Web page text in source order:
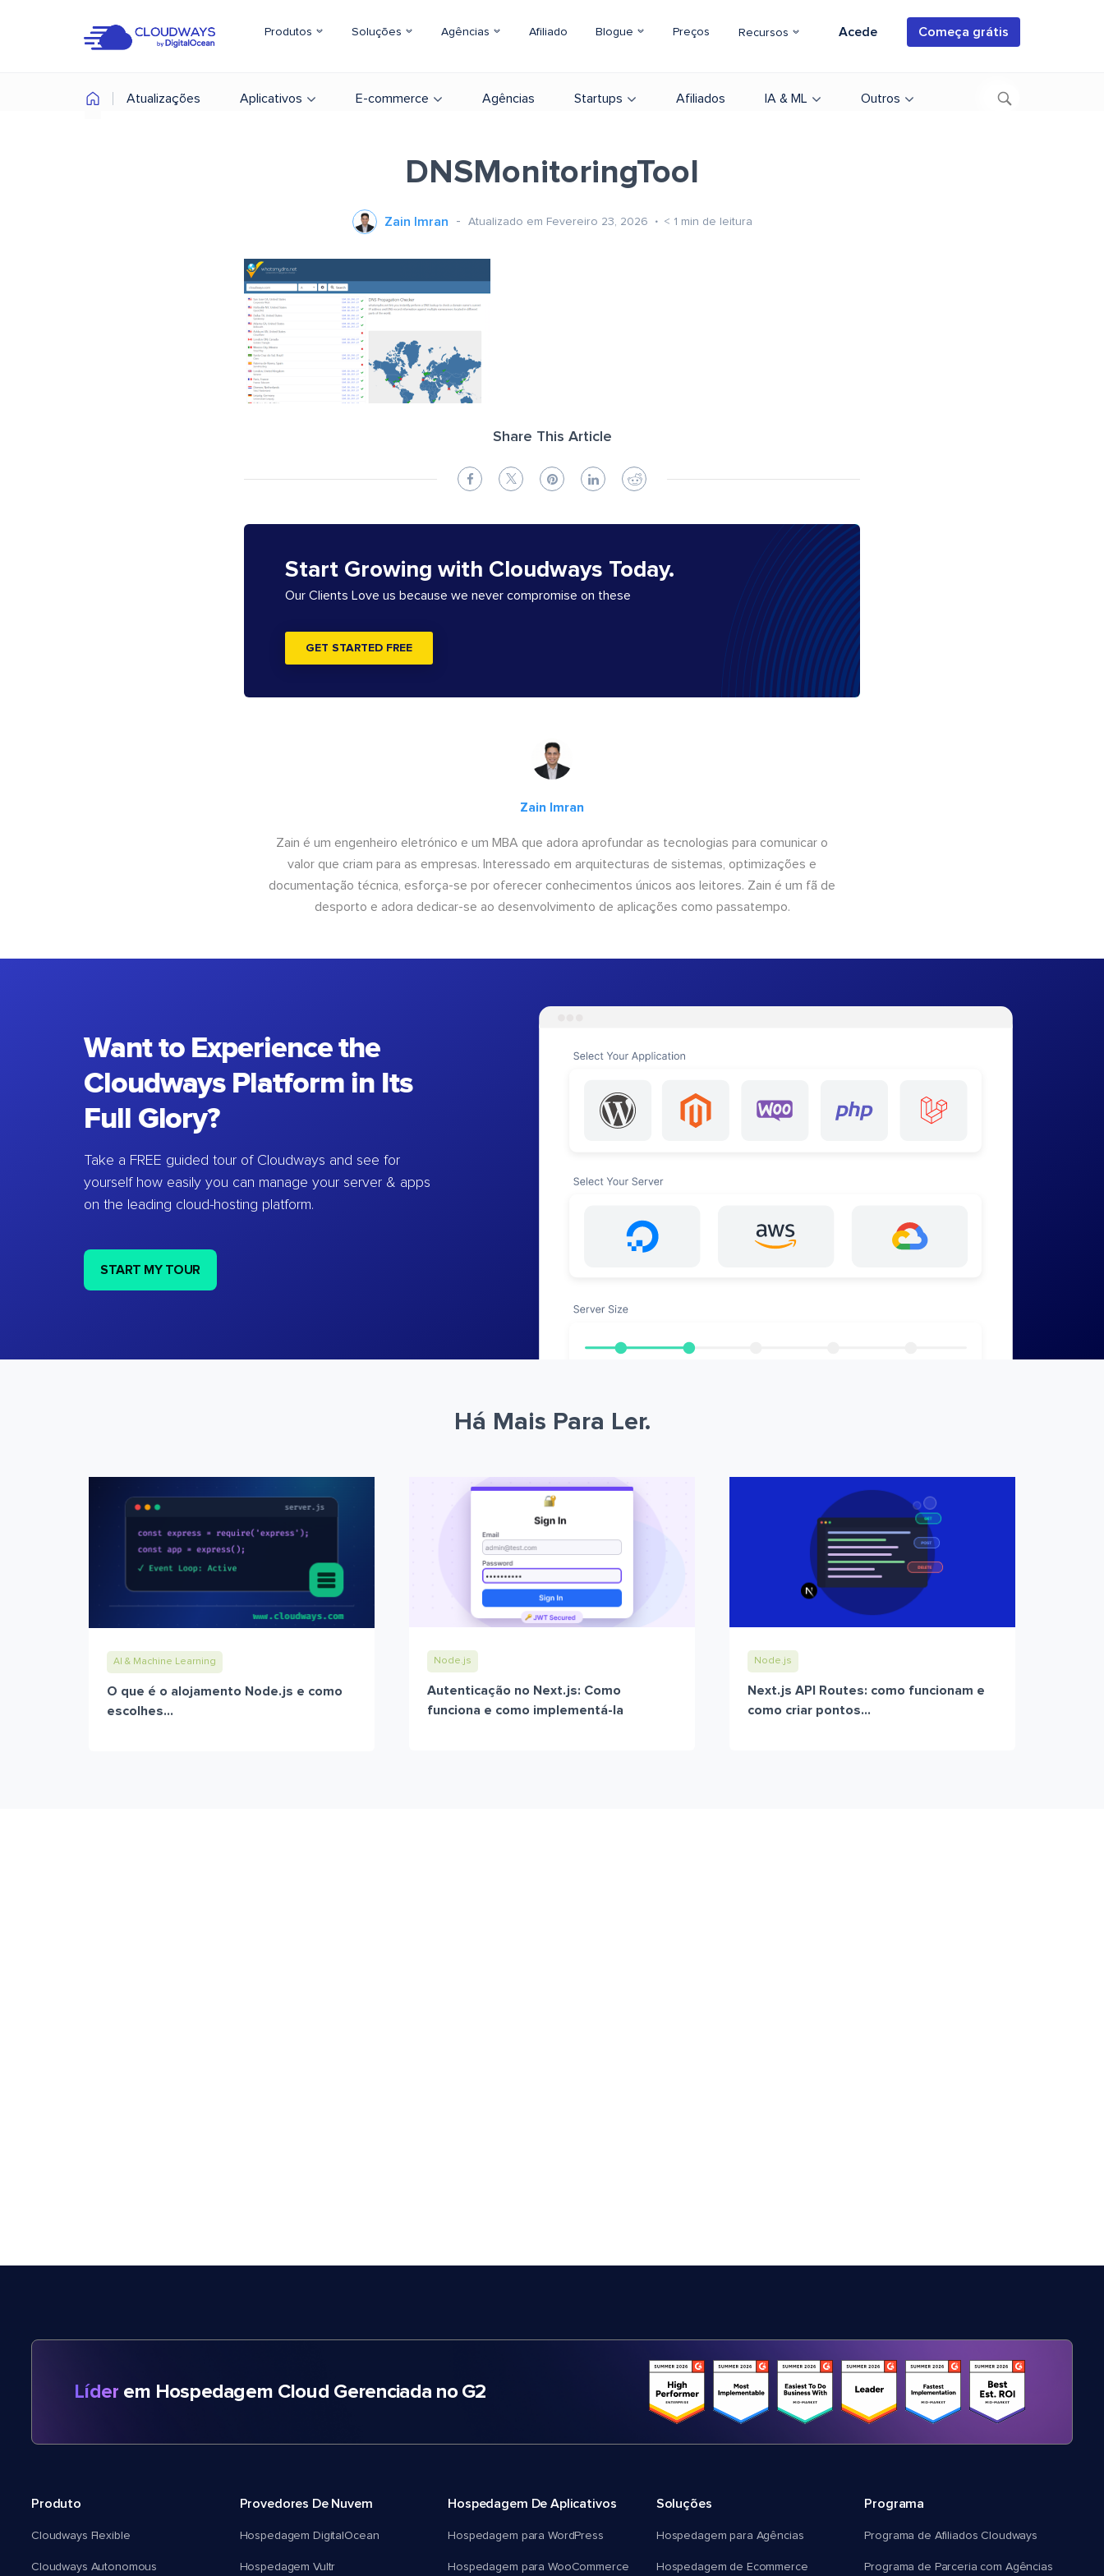
Produtos Soluções Agências Afiliado Blogue Preços Recursos Acede Começa grátis
Atualizações Aplicativos E-commerce Agências Startups Afiliados IA & ML Outros
DNSMonitoringTool
Zain Imran Atualizado em Fevereiro 23, 2026 < 1 min de leitura
Share This Article
Start Growing with Cloudways Today.
Our Clients Love us because we never compromise on these
GET STARTED FREE
Zain Imran
Zain é um engenheiro eletrónico e um MBA que adora aprofundar as tecnologias para comunicar o
valor que criam para as empresas. Interessado em arquitecturas de sistemas, optimizações e
documentação técnica, esforça-se por oferecer conhecimentos únicos aos leitores. Zain é um fã de
desporto e adora dedicar-se ao desenvolvimento de aplicações como passatempo.
Want to Experience the
Cloudways Platform in Its
Full Glory?
Take a FREE guided tour of Cloudways and see for
yourself how easily you can manage your server & apps
on the leading cloud-hosting platform.
START MY TOUR
Há Mais Para Ler.
AI & Machine Learning
O que é o alojamento Node.js e como
escolhes...
Node.js
Autenticação no Next.js: Como
funciona e como implementá-la
Node.js
Next.js API Routes: como funcionam e
como criar pontos...
Líder em Hospedagem Cloud Gerenciada no G2
Produto
Cloudways Flexible
Cloudways Autonomous
Provedores De Nuvem
Hospedagem DigitalOcean
Hospedagem Vultr
Hospedagem De Aplicativos
Hospedagem para WordPress
Hospedagem para WooCommerce
Soluções
Hospedagem para Agências
Hospedagem de Ecommerce
Programa
Programa de Afiliados Cloudways
Programa de Parceria com Agências